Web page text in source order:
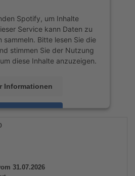
Spotify, um Inhalte
Service kann Daten zu
sammeln. Bitte lesen Sie die
stimmen Sie der Nutzung
diese Inhalte anzuzeigen.
Informationen
31.07.2026